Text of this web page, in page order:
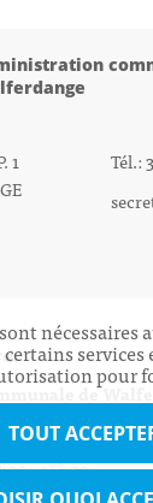
1
Tél.:
de
- 11h30
pour
TOUT